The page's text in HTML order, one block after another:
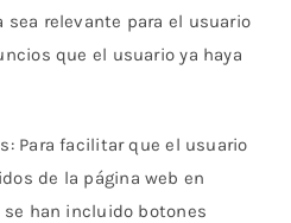
relevante para el usuario
que el usuario ya haya
Para facilitar que el usuario
de la página web en
han incluido botones